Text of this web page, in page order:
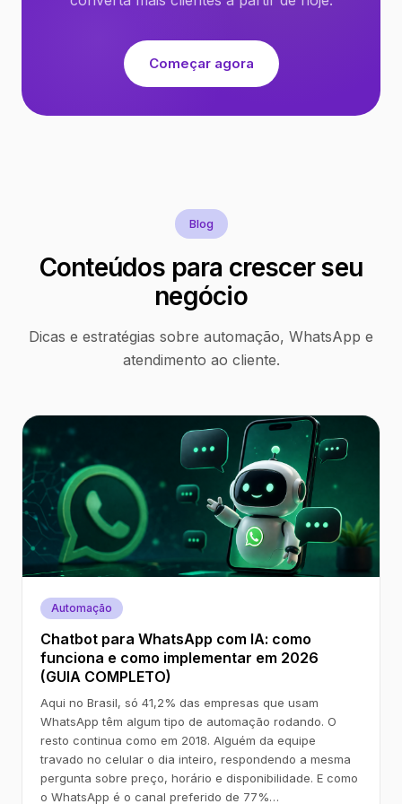
Começar agora
Blog
Conteúdos para crescer seu
negócio
Dicas e estratégias sobre automação, WhatsApp e
atendimento ao cliente.
Automação
Chatbot para WhatsApp com IA: como
funciona e como implementar em 2026
(GUIA COMPLETO)
Aqui no Brasil, só 41,2% das empresas que usam
WhatsApp têm algum tipo de automação rodando. O
resto continua como em 2018. Alguém da equipe
travado no celular o dia inteiro, respondendo a mesma
pergunta sobre preço, horário e disponibilidade. E como
o WhatsApp é o canal preferido de 77%…